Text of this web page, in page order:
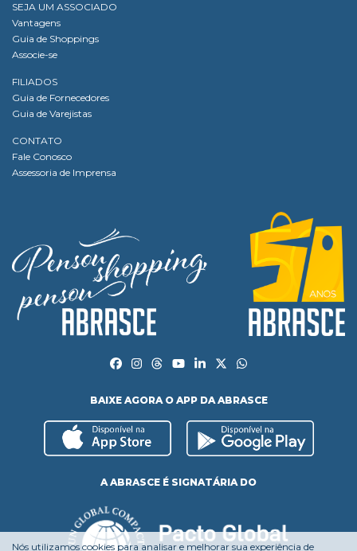
SEJA UM ASSOCIADO
Vantagens
Guia de Shoppings
Associe-se
FILIADOS
Guia de Fornecedores
Guia de Varejistas
CONTATO
Fale Conosco
Assessoria de Imprensa
BAIXE AGORA O APP DA ABRASCE
A ABRASCE É SIGNATÁRIA DO
Nós utilizamos cookies para analisar e melhorar sua experiência de